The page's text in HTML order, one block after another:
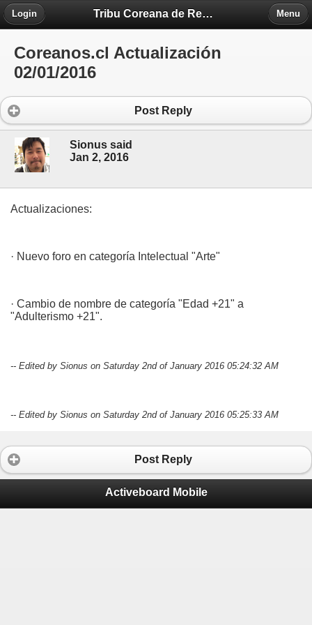
Tribu Coreana de Región Piedra Fontova
Login Menu
Coreanos.cl Actualización
02/01/2016
Post Reply
Sionus said
Jan 2, 2016
Actualizaciones:
· Nuevo foro en categoría Intelectual "Arte"
· Cambio de nombre de categoría "Edad +21" a
"Adulterismo +21".
-- Edited by Sionus on Saturday 2nd of January 2016 05:24:32 AM
-- Edited by Sionus on Saturday 2nd of January 2016 05:25:33 AM
Post Reply
Activeboard Mobile